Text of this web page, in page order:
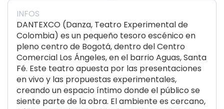
INFOS
DANTEXCO (Danza, Teatro Experimental de
Colombia) es un pequeño tesoro escénico en
pleno centro de Bogotá, dentro del Centro
Comercial Los Ángeles, en el barrio Aguas, Santa
Fé. Este teatro apuesta por las presentaciones
en vivo y las propuestas experimentales,
creando un espacio íntimo donde el público se
siente parte de la obra. El ambiente es cercano,